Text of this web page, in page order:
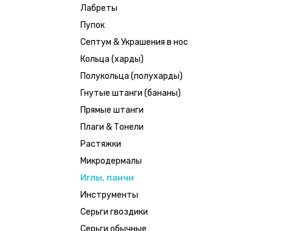
Лабреты
Пупок
Септум & Украшения в нос
Кольца (харды)
Полукольца (полухарды)
Гнутые штанги (бананы)
Прямые штанги
Плаги & Тонели
Растяжки
Микродермалы
Иглы, панчи
Инструменты
Серьги гвоздики
Серьги обычные